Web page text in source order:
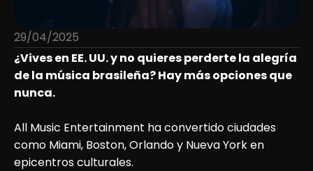
29/04/2025
¿Vives en EE. UU. y no quieres perderte la alegría
de la música brasileña? Hay más opciones que
nunca.
All Music Entertainment ha convertido ciudades
como Miami, Boston, Orlando y Nueva York en
epicentros culturales.